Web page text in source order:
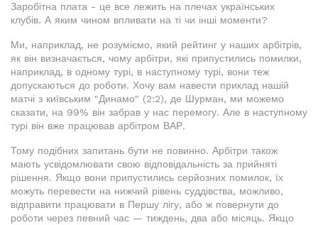
Заробітна плата - це все лежить на плечах українських
клубів. А яким чином впливати на ті чи інші моменти?
Ми, наприклад, не розуміємо, який рейтинг у наших арбітрів,
як він визначається, чому арбітри, які припустились помилки,
наприклад, в одному турі, в наступному турі, вони теж
допускаються до роботи. Хочу вам навести приклад нашій
матчі з київським "Динамо" (2:2), де Шурман, ми можемо
сказати, на 99% він забрав у нас перемогу. Але в наступному
турі він вже працював арбітром ВАР.
Тому подібних запитань бути не повинно. Арбітри також
мають усвідомлювати свою відповідальність за прийняті
рішення. Якщо вони припустились серйозних помилок, їх
можуть перевести на нижчий рівень суддівства, можливо,
відправити працювати в Першу лігу, або ж повернути до
роботи через певний час — тиждень, два або місяць. Якщо